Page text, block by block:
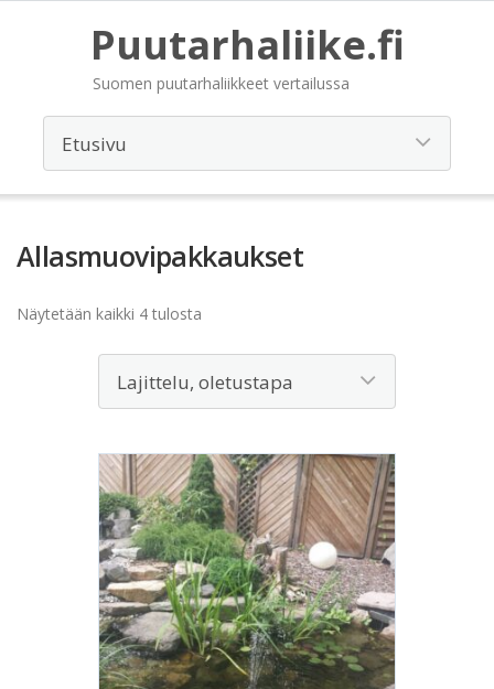
Puutarhaliike.fi
Suomen puutarhaliikkeet vertailussa
Allasmuovipakkaukset
Näytetään kaikki 4 tulosta